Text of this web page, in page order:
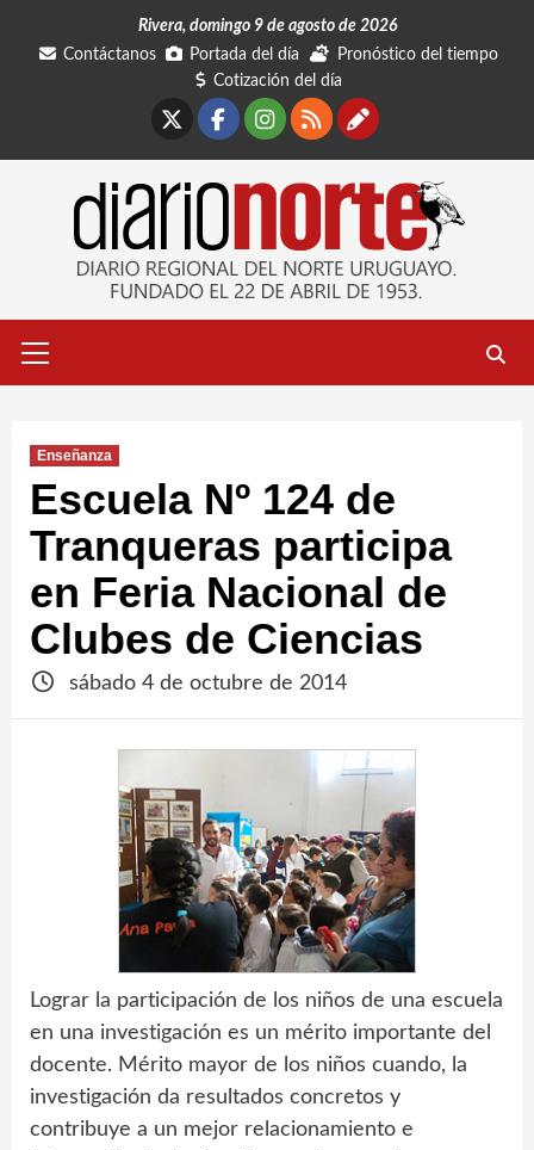
Rivera, domingo 9 de agosto de 2026
Contáctanos
Portada del día
Pronóstico del tiempo
Cotización del día
Facebook
Instagram
RSSContáctanos
primario
Enseñanza
Escuela Nº 124 de
Tranqueras participa
en Feria Nacional de
Clubes de Ciencias
sábado 4 de octubre de 2014
Lograr la participación de los niños de una escuela
en una investigación es un mérito importante del
docente. Mérito mayor de los niños cuando, la
investigación da resultados concretos y
contribuye a un mejor relacionamiento e